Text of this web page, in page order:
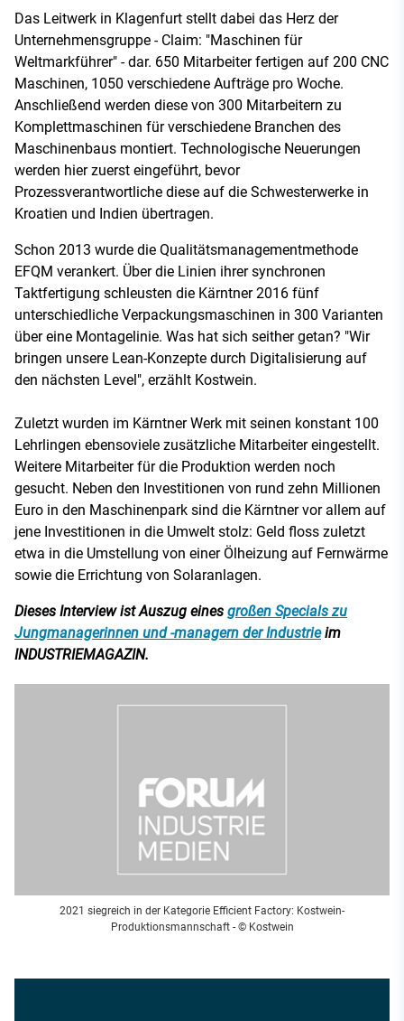
Das Leitwerk in Klagenfurt stellt dabei das Herz der
Unternehmensgruppe - Claim: "Maschinen für
Weltmarkführer" - dar. 650 Mitarbeiter fertigen auf 200 CNC
Maschinen, 1050 verschiedene Aufträge pro Woche.
Anschließend werden diese von 300 Mitarbeitern zu
Komplettmaschinen für verschiedene Branchen des
Maschinenbaus montiert. Technologische Neuerungen
werden hier zuerst eingeführt, bevor
Prozessverantwortliche diese auf die Schwesterwerke in
Kroatien und Indien übertragen.
Schon 2013 wurde die Qualitätsmanagementmethode
EFQM verankert. Über die Linien ihrer synchronen
Taktfertigung schleusten die Kärntner 2016 fünf
unterschiedliche Verpackungsmaschinen in 300 Varianten
über eine Montagelinie. Was hat sich seither getan? "Wir
bringen unsere Lean-Konzepte durch Digitalisierung auf
den nächsten Level", erzählt Kostwein.
Zuletzt wurden im Kärntner Werk mit seinen konstant 100
Lehrlingen ebensoviele zusätzliche Mitarbeiter eingestellt.
Weitere Mitarbeiter für die Produktion werden noch
gesucht. Neben den Investitionen von rund zehn Millionen
Euro in den Maschinenpark sind die Kärntner vor allem auf
jene Investitionen in die Umwelt stolz: Geld floss zuletzt
etwa in die Umstellung von einer Ölheizung auf Fernwärme
sowie die Errichtung von Solaranlagen.
Dieses Interview ist Auszug eines großen Specials zu
Jungmanagerinnen und -managern der Industrieim
INDUSTRIEMAGAZIN.
2021 siegreich in der Kategorie Efficient Factory: Kostwein-
Produktionsmannschaft - © Kostwein